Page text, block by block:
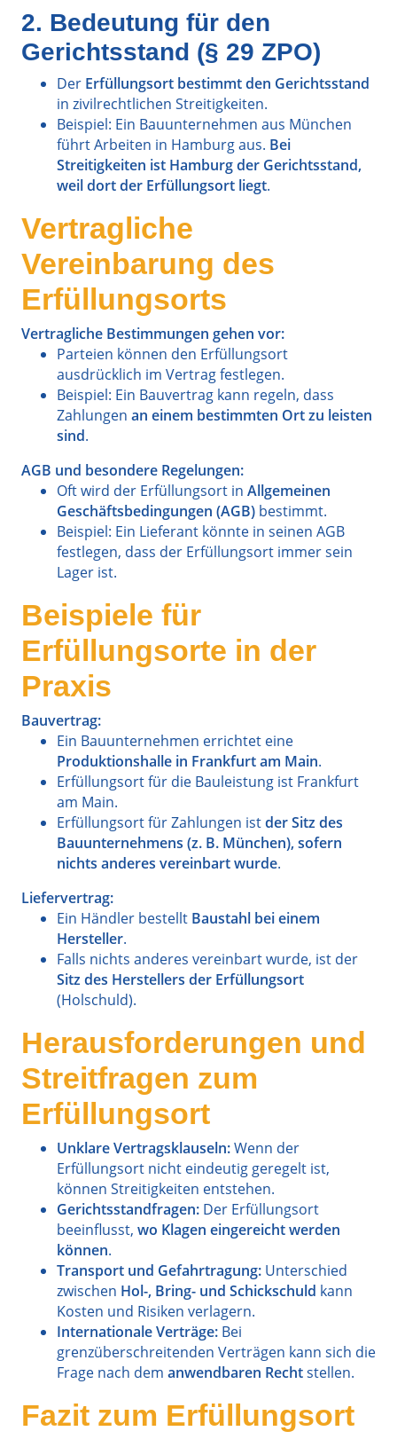
2. Bedeutung für den
Gerichtsstand (§ 29 ZPO)
Der Erfüllungsort bestimmt den Gerichtsstand
in zivilrechtlichen Streitigkeiten.
Beispiel: Ein Bauunternehmen aus München
führt Arbeiten in Hamburg aus. Bei
Streitigkeiten ist Hamburg der Gerichtsstand,
weil dort der Erfüllungsort liegt.
Vertragliche
Vereinbarung des
Erfüllungsorts
Vertragliche Bestimmungen gehen vor:
Parteien können den Erfüllungsort
ausdrücklich im Vertrag festlegen.
Beispiel: Ein Bauvertrag kann regeln, dass
Zahlungen an einem bestimmten Ort zu leisten
sind.
AGB und besondere Regelungen:
Oft wird der Erfüllungsort in Allgemeinen
Geschäftsbedingungen (AGB) bestimmt.
Beispiel: Ein Lieferant könnte in seinen AGB
festlegen, dass der Erfüllungsort immer sein
Lager ist.
Beispiele für
Erfüllungsorte in der
Praxis
Bauvertrag:
Ein Bauunternehmen errichtet eine
Produktionshalle in Frankfurt am Main.
Erfüllungsort für die Bauleistung ist Frankfurt
am Main.
Erfüllungsort für Zahlungen istder Sitz des
Bauunternehmens (z. B. München), sofern
nichts anderes vereinbart wurde.
Liefervertrag:
Ein Händler bestellt Baustahl bei einem
Hersteller.
Falls nichts anderes vereinbart wurde, ist der
Sitz des Herstellers der Erfüllungsort
(Holschuld).
Herausforderungen und
Streitfragen zum
Erfüllungsort
Unklare Vertragsklauseln:Wenn der
Erfüllungsort nicht eindeutig geregelt ist,
können Streitigkeiten entstehen.
Gerichtsstandfragen: Der Erfüllungsort
beeinflusst, wo Klagen eingereicht werden
können.
Transport und Gefahrtragung: Unterschied
zwischen Hol-, Bring- und Schickschuld kann
Kosten und Risiken verlagern.
Internationale Verträge: Bei
grenzüberschreitenden Verträgen kann sich die
Frage nach dem anwendbaren Rechtstellen.
Fazit zum Erfüllungsort